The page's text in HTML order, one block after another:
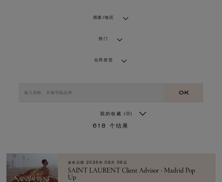
加入我们
国家/地区
部门
合同类型
OK
我的收藏 (0)
618 个结果
发布日期 2026年 08月 06日
SAINT LAURENT Client Advisor - Madrid Pop
Up